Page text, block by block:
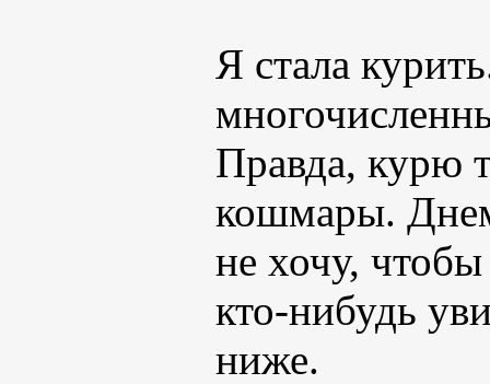
Я стала
Правда, курю
кошмары.
не хочу,
кто-нибудь
ниже.